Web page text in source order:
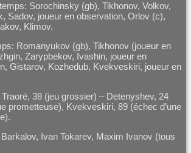
Sorochinsky (gb), Tikhonov, Volkov,
Sadov, joueur en observation, Orlov (c),
Klimov.
Romanyukov (gb), Tikhonov (joueur en
Zarypbekov, Ivashin, joueur en
Gistarov, Kozhedub, Kvekveskiri, joueur en
38 (jeu grossier) – Detenyshev, 24
prometteuse), Kvekveskiri, 89 (échec d’une
Ivan Tokarev, Maxim Ivanov (tous